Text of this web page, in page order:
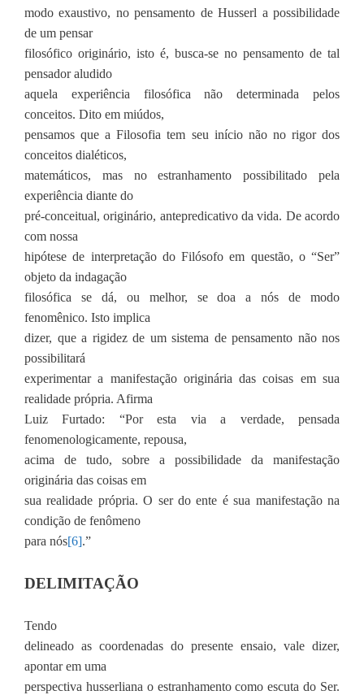
modo exaustivo, no pensamento de Husserl a possibilidade
de um pensar
filosófico originário, isto é, busca-se no pensamento de tal
pensador aludido
aquela experiência filosófica não determinada pelos
conceitos. Dito em miúdos,
pensamos que a Filosofia tem seu início não no rigor dos
conceitos dialéticos,
matemáticos, mas no estranhamento possibilitado pela
experiência diante do
pré-conceitual, originário, antepredicativo da vida. De acordo
com nossa
hipótese de interpretação do Filósofo em questão, o “Ser”
objeto da indagação
filosófica se dá, ou melhor, se doa a nós de modo
fenomênico. Isto implica
dizer, que a rigidez de um sistema de pensamento não nos
possibilitará
experimentar a manifestação originária das coisas em sua
realidade própria. Afirma
Luiz Furtado: “Por esta via a verdade, pensada
fenomenologicamente, repousa,
acima de tudo, sobre a possibilidade da manifestação
originária das coisas em
sua realidade própria. O ser do ente é sua manifestação na
condição de fenômeno
para nós[6].”
DELIMITAÇÃO
Tendo
delineado as coordenadas do presente ensaio, vale dizer,
apontar em uma
perspectiva husserliana o estranhamento como escuta do Ser.